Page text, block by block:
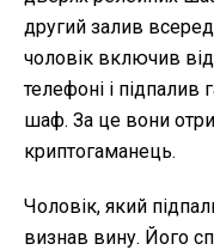
другий залив
чоловік включив
телефоні і підпалив
шаф. За це вони
криптогаманець.
Чоловік, який
визнав вину. Його